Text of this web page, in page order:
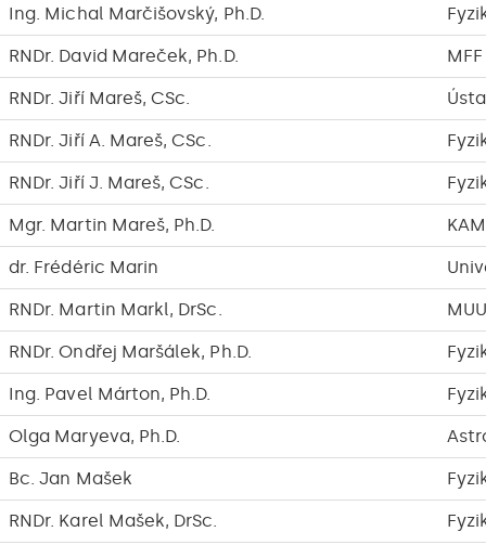
Ing. Michal Marčišovský, Ph.D.
RNDr. David Mareček, Ph.D.
RNDr. Jiří Mareš, CSc.
RNDr. Jiří A. Mareš, CSc.
RNDr. Jiří J. Mareš, CSc.
Mgr. Martin Mareš, Ph.D.
dr. Frédéric Marin
RNDr. Martin Markl, DrSc.
RNDr. Ondřej Maršálek, Ph.D.
Ing. Pavel Márton, Ph.D.
Olga Maryeva, Ph.D.
Bc. Jan Mašek
RNDr. Karel Mašek, DrSc.